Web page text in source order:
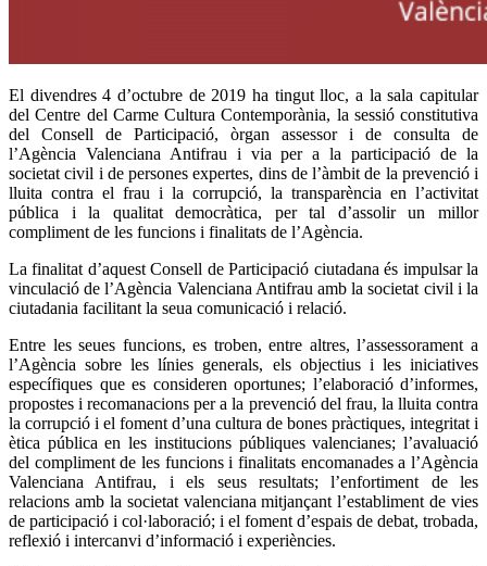
El divendres 4 d’octubre de 2019 ha tingut lloc, a la sala capitular
del Centre del Carme Cultura Contemporània, la sessió constitutiva
del Consell de Participació, òrgan assessor i de consulta de
l’Agència Valenciana Antifrau i via per a la participació de la
societat civil i de persones expertes, dins de l’àmbit de la prevenció i
lluita contra el frau i la corrupció, la transparència en l’activitat
pública i la qualitat democràtica, per tal d’assolir un millor
compliment de les funcions i finalitats de l’Agència.
La finalitat d’aquest Consell de Participació ciutadana és impulsar la
vinculació de l’Agència Valenciana Antifrau amb la societat civil i la
ciutadania facilitant la seua comunicació i relació.
Entre les seues funcions, es troben, entre altres, l’assessorament a
l’Agència sobre les línies generals, els objectius i les iniciatives
específiques que es consideren oportunes; l’elaboració d’informes,
propostes i recomanacions per a la prevenció del frau, la lluita contra
la corrupció i el foment d’una cultura de bones pràctiques, integritat i
ètica pública en les institucions públiques valencianes; l’avaluació
del compliment de les funcions i finalitats encomanades a l’Agència
Valenciana Antifrau, i els seus resultats; l’enfortiment de les
relacions amb la societat valenciana mitjançant l’establiment de vies
de participació i col·laboració; i el foment d’espais de debat, trobada,
reflexió i intercanvi d’informació i experiències.